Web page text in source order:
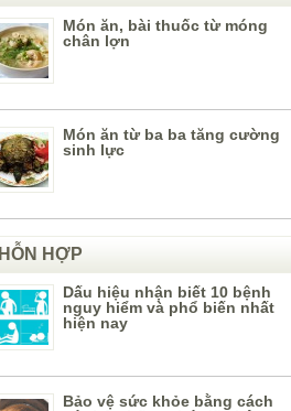
Món ăn, bài thuốc từ móng
chân lợn
Món ăn từ ba ba tăng cường
sinh lực
HỖN HỢP
Dấu hiệu nhận biết 10 bệnh
nguy hiểm và phổ biến nhất
hiện nay
Bảo vệ sức khỏe bằng cách